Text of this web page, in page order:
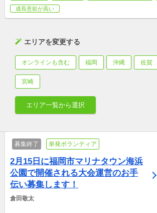
成長意欲が高い
エリアを変更する
オンラインも含む 福岡 沖縄 佐賀
宮崎
エリア一覧から選択
募集終了 単発ボランティア
2月15日に福岡市マリナタウン海浜
公園で開催される大会運営のお手
伝い募集します！
倉田敬太